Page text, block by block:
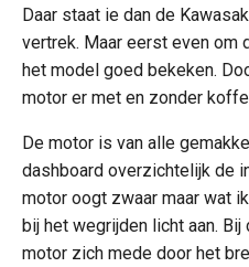
Daar staat ie dan de
vertrek. Maar eerst even om
het model goed bekeken.
motor er met en zonder
De motor is van alle
dashboard overzichtelijk de
motor oogt zwaar maar wat
bij het wegrijden licht aan.
motor zich mede door het